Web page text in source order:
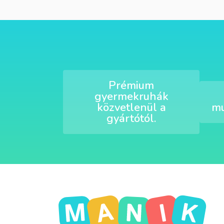
Prémium
gyermekruhák
közvetlenül a
gyártótól.